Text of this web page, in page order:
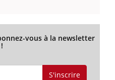
vous à la newsletter
!
S'inscrire